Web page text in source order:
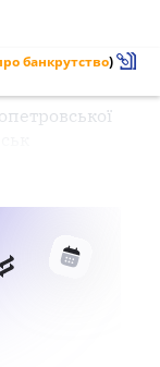
банкрутство)